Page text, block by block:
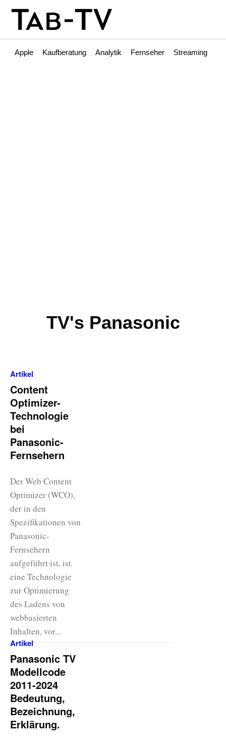
Apple Kaufberatung Analytik Fernseher Streaming
TV's Panasonic
Artikel
Content
Optimizer-
Technologie
bei
Panasonic-
Fernsehern
Der Web Content
Optimizer (WCO),
der in den
Spezifikationen von
Panasonic-
Fernsehern
aufgeführt ist, ist
eine Technologie
zur Optimierung
des Ladens von
webbasierten
Inhalten, vor...
Artikel
Panasonic TV
Modellcode
2011-2024
Bedeutung,
Bezeichnung,
Erklärung.